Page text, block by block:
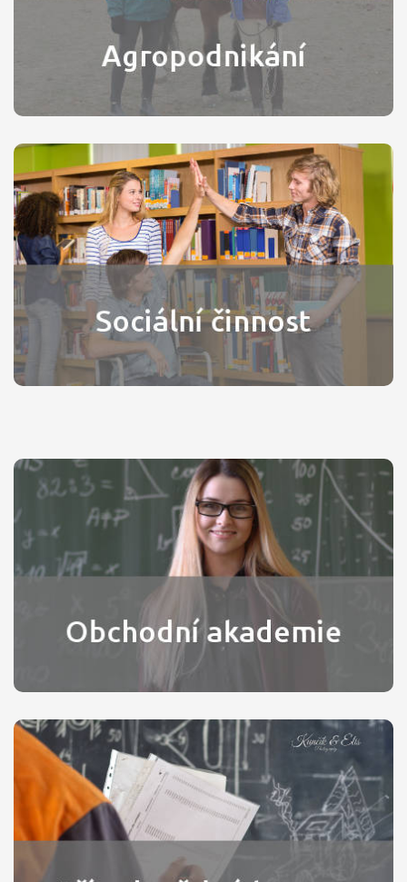
zakončený maturitní zkouškou. Studium je vhodné
pro žáky, kteří mají rádi zvířata, zajímají se o životní
prostřední, zemědělství a zemědělskou techniku.
Sociální činnost
75-41-M/01
Studium pro žáky, které baví práce s dětmi,
postiženými či staršími lidmi a mají sociální cítění.
Studium je také zaměřeno na sociální správu, takže
žáci získají přehled i v oblasti práva, ekonomiky a
administrativy.
Obchodní akademie
Obor určený pro všechny, kteří se chtějí pohybovat
v oblasti ekonomiky, financí, marketingu,
managementu nebo cestovního ruchu. Má tříletý
společný základ, ve čtvrtém ročníku se studenti
specializují.
Přírodovědné lyceum
Čtyřleté studium zakončené maturitní zkouškou,
jehož cílem je příprava žáků k dalšímu studiu.